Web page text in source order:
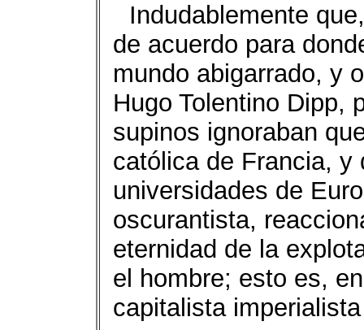
Indudablemente
de acuerdo para
mundo abigarrado, y
Hugo Tolentino Dipp,
supinos ignoraban
católica de Francia, y
universidades de
oscurantista,
eternidad de la
el hombre; esto es,
capitalista